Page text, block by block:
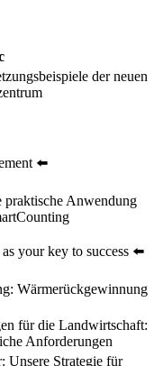
der neuen
⬅️
praktische Anwendung
your key to success ⬅️
Wärmerückgewinnung
für die Landwirtschaft:
Anforderungen
Unsere Strategie für